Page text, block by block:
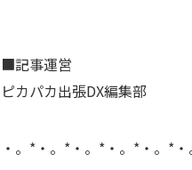
■記事運営
ピカパカ出張DX編集部
・。*・。*・。*・。*・。*